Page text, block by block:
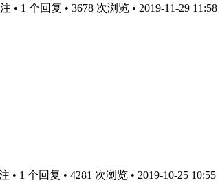
• 1 个回复 • 3678 次浏览 • 2019-11-29 11:58
• 1 个回复 • 4281 次浏览 • 2019-10-25 10:55